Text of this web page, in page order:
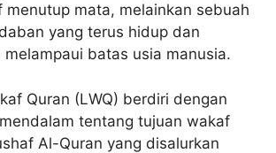
menutup mata, melainkan sebuah
yang terus hidup dan
batas usia manusia.
Quran (LWQ) berdiri dengan
tentang tujuan wakaf
Al-Quran yang disalurkan